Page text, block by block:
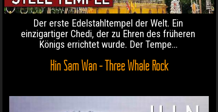
Der erste Edelstahltempel der Welt. Ein
einzigartiger Chedi, der zu Ehren des früheren
Königs errichtet wurde. Der Tempe...
Hin Sam Wan - Three Whale Rock